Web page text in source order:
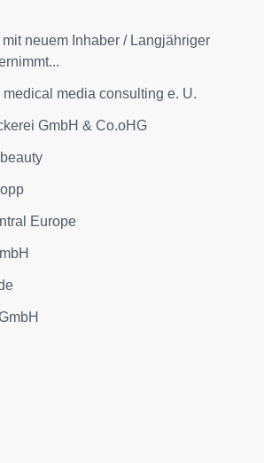
neuem Inhaber / Langjähriger
medical media consulting e. U.
GmbH & Co.oHG
Europe